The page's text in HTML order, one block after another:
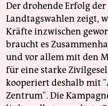
Der drohende Erfolg
Landtagswahlen zeigt,
Kräfte inzwischen
braucht es
und vor allem mit den
für eine starke
kooperiert deshalb mit
Zentrum". Die